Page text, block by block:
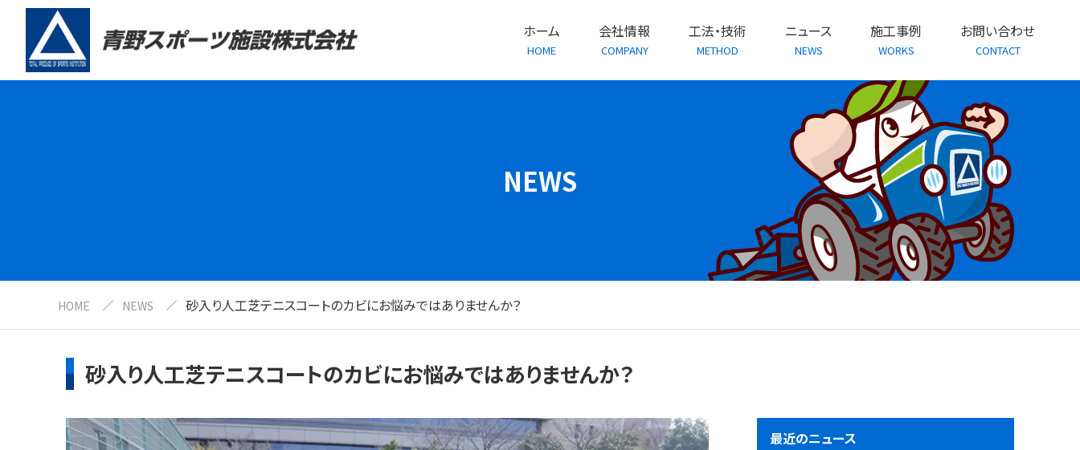
ホーム
HOME
会社情報
COMPANY
工法・技術
METHOD
ニュース
NEWS
施工事例
WORKS
お問い合わせ
CONTACT
NEWS
HOME NEWS 砂入り人工芝テニスコートのカビにお悩みではありませんか？
砂入り人工芝テニスコートのカビにお悩みではありませんか？
最近のニュース